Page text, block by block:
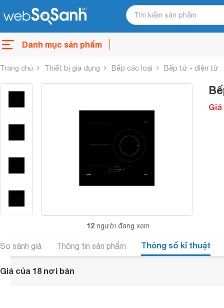
Danh mục sản phẩm
Trang chủ Thiết bị gia dụng Bếp các loại Bếp từ - điện từ
12 người đang xem
Giá
So sánh giá Thông tin sản phẩm Thông số kĩ thuật
Giá của 18 nơi bán